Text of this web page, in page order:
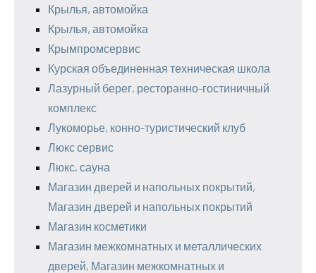
Крылья, автомойка
Крылья, автомойка
Крымпромсервис
Курская объединенная техническая школа
Лазурный берег, ресторанно-гостиничный
комплекс
Лукоморье, конно-туристический клуб
Люкс сервис
Люкс, сауна
Магазин дверей и напольных покрытий,
Магазин дверей и напольных покрытий
Магазин косметики
Магазин межкомнатных и металлических
дверей, Магазин межкомнатных и